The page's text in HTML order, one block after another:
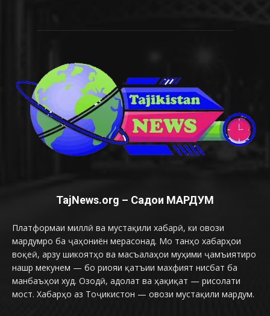
TajNews.org – Садои МАРДУМ
Платформаи миллӣ ва мустақили хабарӣ, ки овози
мардумро ба ҷаҳониён мерасонад. Мо танҳо хабарҳои
воқеӣ, арзу шикоятҳо ва масъалаҳои муҳими ҷамъиятиро
нашр мекунем — бо риояи қатъии махфият нисбат ба
манбаъҳои худ. Озодӣ, адолат ва ҳақиқат — рисолати
мост. Хабарҳо аз Тоҷикистон — овози мустақили мардум.